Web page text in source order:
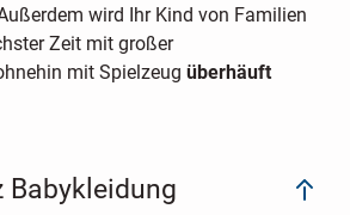
wird Ihr Kind von Familien
Zeit mit großer
mit Spielzeug überhäuft
Babykleidung